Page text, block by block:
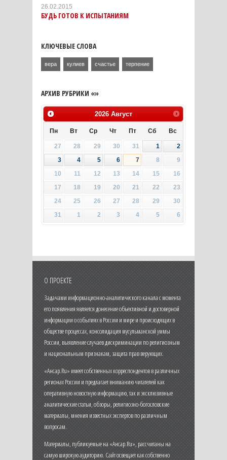
26.02.2015
БУДЬ ГОТОВ К ИСПЫТАНИЯМ
КЛЮЧЕВЫЕ СЛОВА
вера кулиев счастье терпение
АРХИВ РУБРИКИ «»
2026 Август
Пн Вт Ср Чт Пт Сб Вс
27 28 29 30 31 1
2
3
4 5 6 7 8
9
10
11 12 13 14 15
16
17
18 19 20 21 22
23
24
25 26 27 28 29
30
31
1 2 3 4 5 6
О ПРОЕКТЕ
Задачами информационно-аналитического канала с момента
его появления является донесение объективной и достоверной
информации о событиях в России и мире и происходящих в
обществе процессах, консолидация мусульманской уммы
России, выявление случаев дискриминации по религиозным
и национальным признакам, защита прав верующих.
«Ансар.Ru» имеет собственных корреспондентов в различных
регионах России и предлагает вниманию читателей как
оперативную новостную информацию, так и эксклюзивные
аналитические статьи, обзоры, религиозно-богословские
материалы, мнения известных экспертов по различным
вопросам.
Материалы, публикуемые на «Ансар.Ru», рассчитаны на
самую широкую аудиторию. Сайт освещает как собственно